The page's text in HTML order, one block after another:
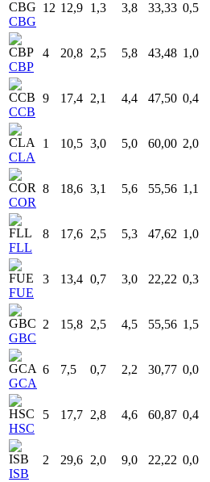
CBG
12 12,9 1,3 3,8 33,33 0,5
CBP
4 20,8 2,5 5,8 43,48 1,0
CCB
9 17,4 2,1 4,4 47,50 0,4
CLA
1 10,5 3,0 5,0 60,00 2,0
COR
8 18,6 3,1 5,6 55,56 1,1
FLL
8 17,6 2,5 5,3 47,62 1,0
FUE
3 13,4 0,7 3,0 22,22 0,3
GBC
2 15,8 2,5 4,5 55,56 1,5
GCA
6 7,5 0,7 2,2 30,77 0,0
HSC
5 17,7 2,8 4,6 60,87 0,4
ISB
2 29,6 2,0 9,0 22,22 0,0